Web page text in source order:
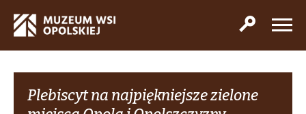
Plebiscyt na najpiękniejsze zielone